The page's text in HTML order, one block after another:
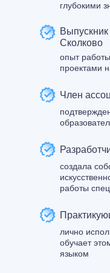
глубокими
Сколково
опыт
проектами
Член
создала
работы
лично
обучает
языком